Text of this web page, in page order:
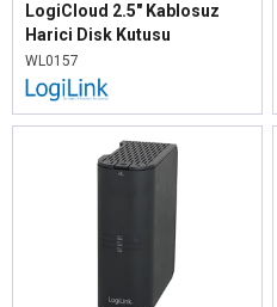
LogiCloud 2.5" Kablosuz
Harici Disk Kutusu
WL0157